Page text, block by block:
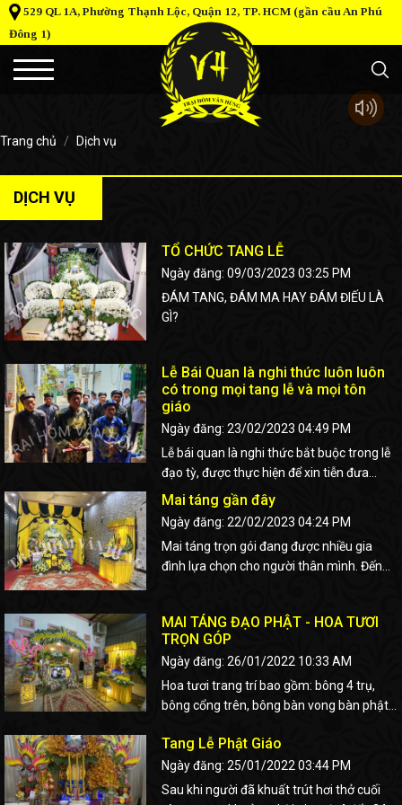
529 QL 1A, Phường Thạnh Lộc, Quận 12, TP. HCM (gần cầu An Phú
Đông 1)
Trang chủ Dịch vụ
DỊCH VỤ
TỔ CHỨC TANG LỄ
Ngày đăng: 09/03/2023 03:25 PM
ĐÁM TANG, ĐÁM MA HAY ĐÁM ĐIẾU LÀ
GÌ?
Lễ Bái Quan là nghi thức luôn luôn
có trong mọi tang lễ và mọi tôn
giáo
Ngày đăng: 23/02/2023 04:49 PM
Lễ bái quan là nghi thức bắt buộc trong lễ
đạo tỳ, được thực hiện để xin tiễn đưa
người chết về cõi cực lạc.
Mai táng gần đây
Ngày đăng: 22/02/2023 04:24 PM
Mai táng trọn gói đang được nhiều gia
đình lựa chọn cho người thân mình. Đến
MAI TÁNG ĐẠO PHẬT - HOA TƯƠI
TRỌN GÓP
Ngày đăng: 26/01/2022 10:33 AM
Hoa tươi trang trí bao gồm: bông 4 trụ,
bông cổng trên, bông bàn vong bàn phật,
Tang Lễ Phật Giáo
Ngày đăng: 25/01/2022 03:44 PM
Sau khi người đã khuất trút hơi thở cuối